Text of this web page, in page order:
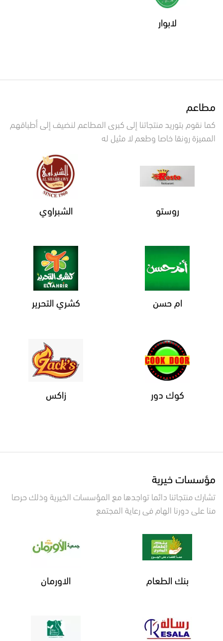
لابوار
مطاعم
كما نقوم بتوريد منتجاتنا إلى كبرى المطاعم لنضيف إلى أطباقهم
المميزة رونقا خاصا وطعم لا مثيل له
روستو الشبراوي
ام حسن كشري التحرير
كوك دور زاكس
مؤسسات خيرية
تشارك منتجاتنا دائما تواجدها مع المؤسسات الخيرية وذلك حرصا
منا على دورنا الهام فى رعاية المجتمع
بنك الطعام الاورمان